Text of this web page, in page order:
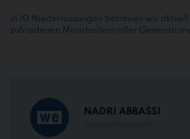
In 10 Niederlassungen betreuen wir
zufriedenen Mitarbeitern aller
NADRI ABBASSI